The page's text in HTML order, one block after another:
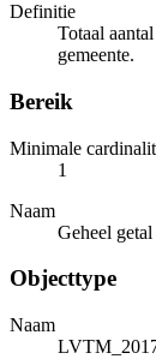
Definitie
Totaal
gemeente.
Bereik
Minimale
1
Naam
Geheel getal
Objecttype
Naam